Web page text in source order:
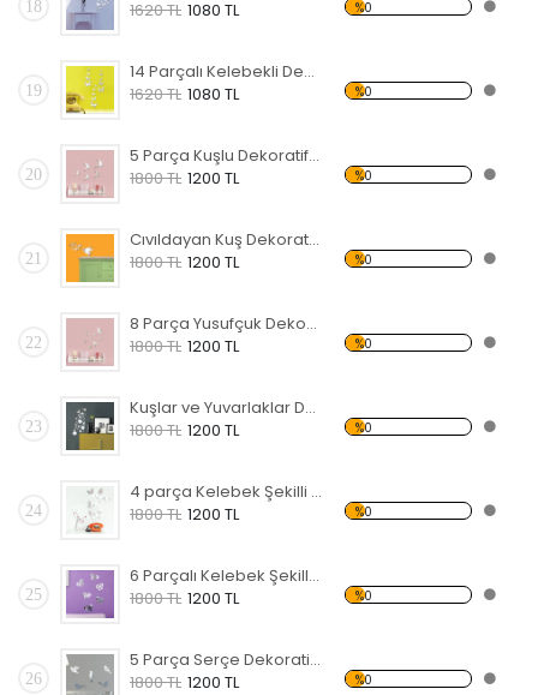
18 1620 TL 1080 TL %0
19
14 Parçalı Kelebekli Dekoratif Kırılmaz Ayna
1620 TL 1080 TL %0
20
5 Parça Kuşlu Dekoratif Kırılmaz Ayna
1800 TL 1200 TL %0
21
Cıvıldayan Kuş Dekoratif Kırılmaz Ayna
1800 TL 1200 TL %0
22
8 Parça Yusufçuk Dekoratif Kırılmaz Ayna
1800 TL 1200 TL %0
23
Kuşlar ve Yuvarlaklar Dekoratif Kırılmaz Ayna
1800 TL 1200 TL %0
24
4 parça Kelebek Şekilli Dekoratif Kırılmaz Ayna
1800 TL 1200 TL %0
25
6 Parçalı Kelebek Şekilli Dekoratif Kırılmaz Ayna
1800 TL 1200 TL %0
26
5 Parça Serçe Dekoratif Kırılmaz Ayna
1800 TL 1200 TL %0